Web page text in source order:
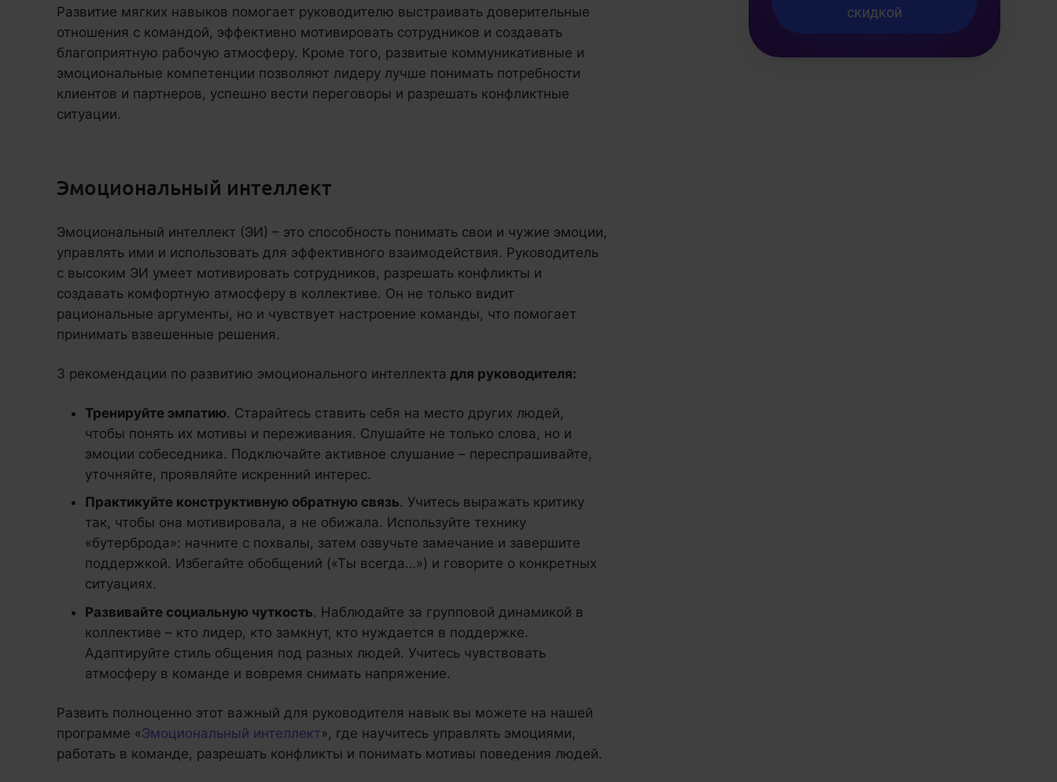
Развитие мягких навыков помогает руководителю выстраивать доверительные
отношения с командой, эффективно мотивировать сотрудников и создавать
благоприятную рабочую атмосферу. Кроме того, развитые коммуникативные и
эмоциональные компетенции позволяют лидеру лучше понимать потребности
клиентов и партнеров, успешно вести переговоры и разрешать конфликтные
ситуации.
Эмоциональный интеллект
Эмоциональный интеллект (ЭИ) – это способность понимать свои и чужие эмоции,
управлять ими и использовать для эффективного взаимодействия. Руководитель
с высоким ЭИ умеет мотивировать сотрудников, разрешать конфликты и
создавать комфортную атмосферу в коллективе. Он не только видит
рациональные аргументы, но и чувствует настроение команды, что помогает
принимать взвешенные решения.
3 рекомендации по развитию эмоционального интеллекта для руководителя:
Тренируйте эмпатию. Старайтесь ставить себя на место других людей,
чтобы понять их мотивы и переживания. Слушайте не только слова, но и
эмоции собеседника. Подключайте активное слушание – переспрашивайте,
уточняйте, проявляйте искренний интерес.
Практикуйте конструктивную обратную связь. Учитесь выражать критику
так, чтобы она мотивировала, а не обижала. Используйте технику
«бутерброда»: начните с похвалы, затем озвучьте замечание и завершите
поддержкой. Избегайте обобщений («Ты всегда…») и говорите о конкретных
ситуациях.
Развивайте социальную чуткость. Наблюдайте за групповой динамикой в
коллективе – кто лидер, кто замкнут, кто нуждается в поддержке.
Адаптируйте стиль общения под разных людей. Учитесь чувствовать
атмосферу в команде и вовремя снимать напряжение.
Развить полноценно этот важный для руководителя навык вы можете на нашей
программе «Эмоциональный интеллект», где научитесь управлять эмоциями,
работать в команде, разрешать конфликты и понимать мотивы поведения людей.
скидкой